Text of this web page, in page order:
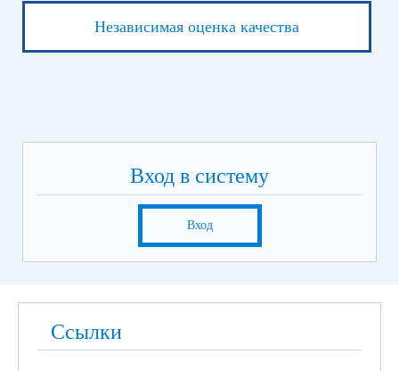
Независимая оценка качества
Вход в систему
Вход
Ссылки